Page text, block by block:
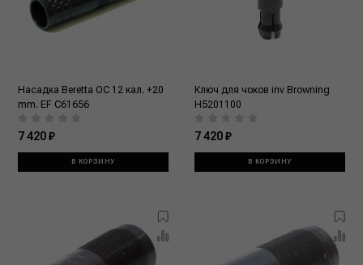
Насадка Beretta OC 12 кал. +20
mm. EF C61656
7 420 ₽
В КОРЗИНУ
Ключ для чоков inv Browning
H5201100
7 420 ₽
В КОРЗИНУ